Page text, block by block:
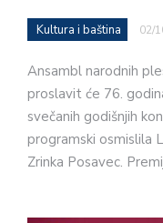
Kultura i baština 02/
Ansambl narodnih
proslavit će 76.
svečanih godišnjih
programski osmislila
Zrinka Posavec.